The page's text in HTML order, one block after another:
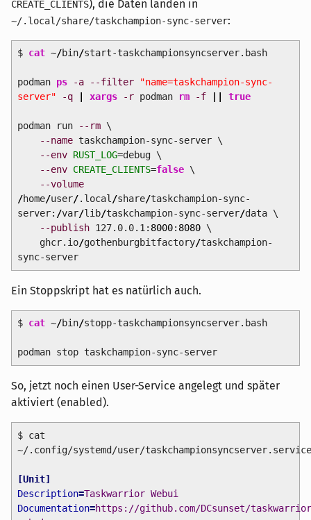
CREATE_CLIENTS), die Daten landen in
~/.local/share/taskchampion-sync-server:
$ cat~/bin/start-taskchampionsyncserver.bash
podman ps -a --filter
"name=taskchampion-sync-
server"
-q xargs -rpodman rm -f true
podman run --rm\
--nametaskchampion-sync-server \
--env RUST_LOG=debug \
--env CREATE_CLIENTS=false\
--volume
/home/user/.local /share/taskchampion-sync-
server: /var/lib/taskchampion-sync-server/data \
--publish127.0.0.1: 8000: 8080\
ghcr.io/gothenburgbitfactory/taskchampion-
sync-server
Ein Stoppskript hat es natürlich auch.
$ cat~/bin/stopp-taskchampionsyncserver.bash
podman stop taskchampion-sync-server
So, jetzt noch einen User-Service angelegt und später
aktiviert (enabled).
$ cat
~/.config/systemd/user/taskchampionsyncserver.service
[Unit]
Description=Taskwarrior Webui
Documentation=https://github.com/DCsunset/